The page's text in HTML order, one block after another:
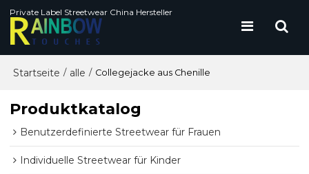
Private Label Streetwear China Hersteller
Startseite / alle / Collegejacke aus Chenille
Produktkatalog
Benutzerdefinierte Streetwear für Frauen
Individuelle Streetwear für Kinder